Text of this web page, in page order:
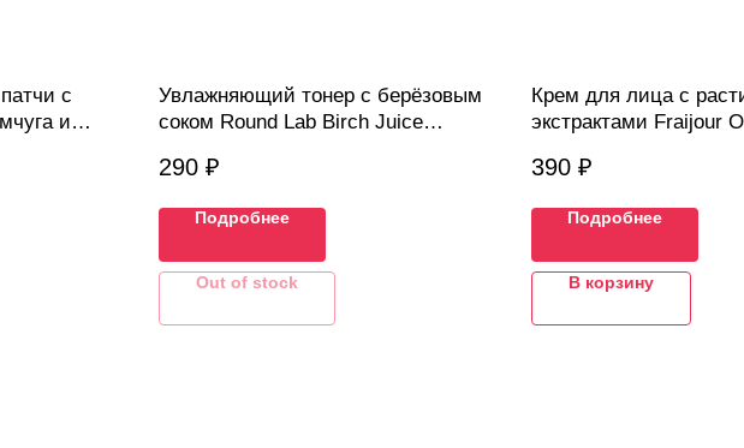
с
и
Увлажняющий тонер с берёзовым
соком Round Lab Birch Juice
290 ₽
Подробнее
Out of stock
Крем для лица с
экстрактами Fraijour
390 ₽
Подробнее
В корзину